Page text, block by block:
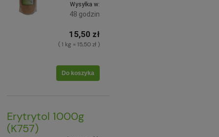
Wysyłka w:
48 godzin
15,50 zł
( 1 kg = 15,50 zł )
Do koszyka
Erytrytol 1000g
(K757)